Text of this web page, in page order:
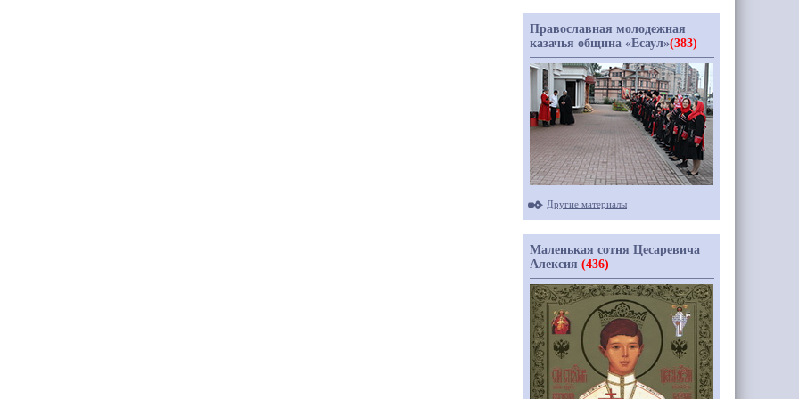
Православная молодежная
казачья община «Есаул»(383)
Другие материалы
Маленькая сотня Цесаревича
Алексия (436)